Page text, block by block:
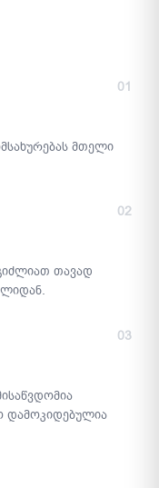
01
მთელი
02
თავად
03
დამოკიდებულია